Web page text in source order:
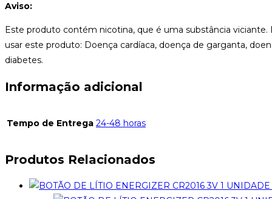
Aviso:
Este produto contém nicotina, que é uma substância
usar este produto: Doença cardíaca, doença de garganta,
diabetes.
Informação adicional
Tempo de Entrega 24-48 horas
Produtos Relacionados